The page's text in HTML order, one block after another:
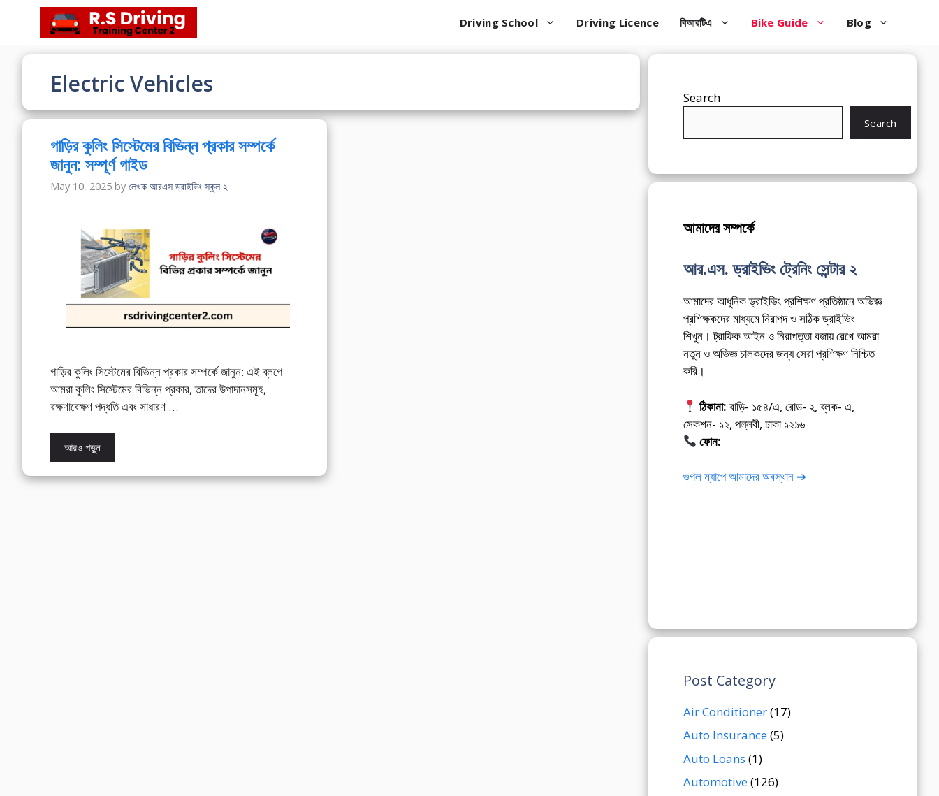
content
Driving School Driving Licence বিআরটিএ Bike Guide Blog
Electric Vehicles
গাড়ির কুলিং সিস্টেমের বিভিন্ন প্রকার সম্পর্কে
জানুন: সম্পূর্ণ গাইড
May 10, 2025 by লেখক আরএস ড্রাইভিং স্কুল ২
গাড়ির কুলিং সিস্টেমের বিভিন্ন প্রকার সম্পর্কে জানুন: এই ব্লগে
আমরা কুলিং সিস্টেমের বিভিন্ন প্রকার, তাদের উপাদানসমূহ,
রক্ষণাবেক্ষণ পদ্ধতি এবং সাধারণ …
আরও পড়ুন
Search
Search
আমাদের সম্পর্কে
আর.এস. ড্রাইভিং ট্রেনিং সেন্টার ২
আমাদের আধুনিক ড্রাইভিং প্রশিক্ষণ প্রতিষ্ঠানে অভিজ্ঞ
প্রশিক্ষকদের মাধ্যমে নিরাপদ ও সঠিক ড্রাইভিং
শিখুন। ট্রাফিক আইন ও নিরাপত্তা বজায় রেখে আমরা
নতুন ও অভিজ্ঞ চালকদের জন্য সেরা প্রশিক্ষণ নিশ্চিত
করি।
ঠিকানা: বাড়ি- ১৫৪/এ, রোড- ২, ব্লক- এ,
সেকশন- ১২, পল্লবী, ঢাকা ১২১৬
ফোন:
গুগল ম্যাপে আমাদের অবস্থান ➔
Post Category
Air Conditioner(17)
Auto Insurance(5)
Auto Loans (1)
Automotive(126)